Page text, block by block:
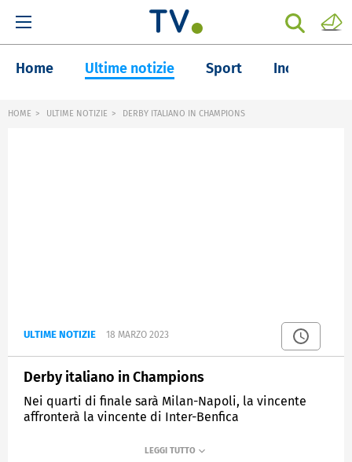
Home Ultime notizie Sport Inchieste
HOME ULTIME NOTIZIE DERBY ITALIANO IN CHAMPIONS
ULTIME NOTIZIE 18 MARZO 2023
Derby italiano in Champions
Nei quarti di finale sarà Milan-Napoli, la vincente
affronterà la vincente di Inter-Benfica